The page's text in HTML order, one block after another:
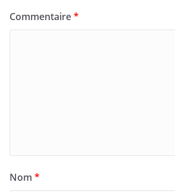
Commentaire*
Nom *